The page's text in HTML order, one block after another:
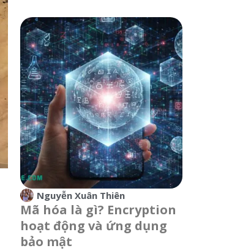
Nguyễn Xuân Thiên
Mã hóa là gì? Encryption
hoạt động và ứng dụng
bảo mật